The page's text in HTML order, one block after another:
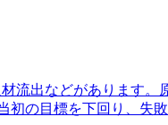
出などがあります
の目標を下回り、失